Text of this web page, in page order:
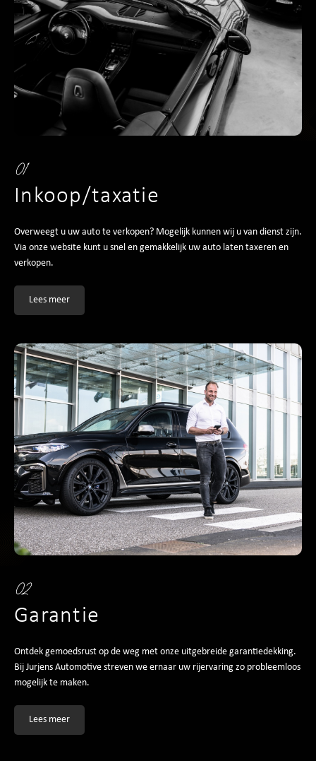
01
Inkoop/taxatie
Overweegt u uw auto te verkopen? Mogelijk kunnen wij u van dienst zijn.
Via onze website kunt u snel en gemakkelijk uw auto laten taxeren en
verkopen.
Lees meer
02
Garantie
Ontdek gemoedsrust op de weg met onze uitgebreide garantiedekking.
Bij Jurjens Automotive streven we ernaar uw rijervaring zo probleemloos
mogelijk te maken.
Lees meer